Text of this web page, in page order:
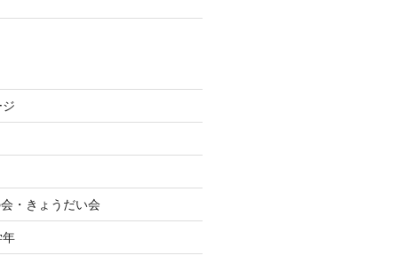
・きょうだい会